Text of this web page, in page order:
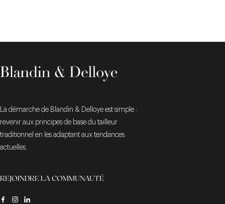
La démarche de Blandin & Delloye est simple :
revenir aux principes de base du tailleur
traditionnel en les adaptant aux tendances
actuelles.
REJOINDRE LA COMMUNAUTÉ